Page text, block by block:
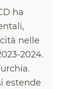
ha
nelle
2024.
estende